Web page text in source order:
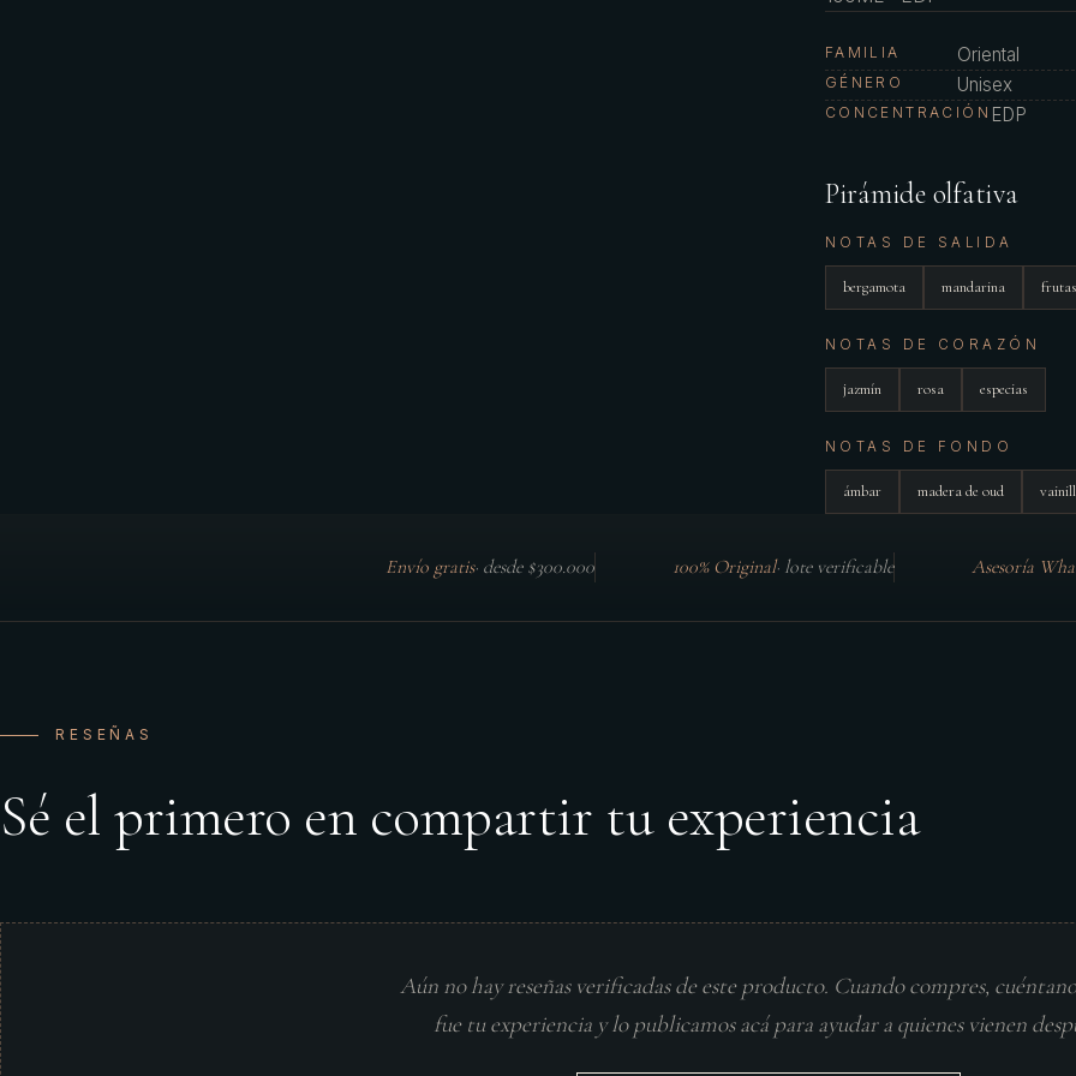
FAMILIA Oriental
GÉNERO Unisex
CONCENTRACIÓN EDP
Pirámide olfativa
NOTAS DE SALIDA
bergamota mandarina
NOTAS DE CORAZÓN
jazmín rosa especias
NOTAS DE FONDO
ámbar madera de oud
Envío gratis· desde $300.000 100% Original· lote verificable Asesoría
RESEÑAS
Sé el primero en compartir tu experiencia
Aún no hay reseñas verificadas de este producto. Cuando compres,
fue tu experiencia y lo publicamos acá para ayudar a quienes vienen